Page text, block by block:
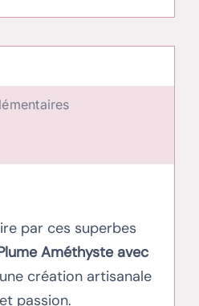
par ces superbes
Améthyste avec
création artisanale
passion.